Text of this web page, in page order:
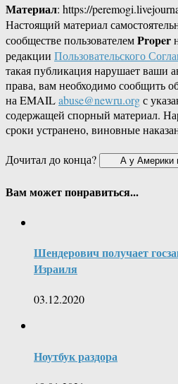
Материал: https://
Настоящий материал
сообществе пользователемProper
редакции Пользовательского
такая публикация нарушает ваши
права, вам необходимо сообщить
на EMAILabuse@newru.orgс
содержащей спорный материал.
сроки устранено, виновные
Дочитал до конца?
Вам может понравиться...
Шендерович получает
Израиля
03.12.2020
Ноутбук раздора